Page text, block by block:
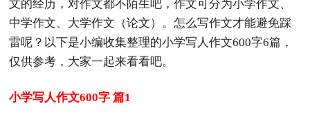
文的经历，对作文都不陌生吧，作文可分为小学作文、
中学作文、大学作文（论文）。怎么写作文才能避免踩
雷呢？以下是小编收集整理的小学写人作文600字6篇，
仅供参考，大家一起来看看吧。
小学写人作文600字 篇1